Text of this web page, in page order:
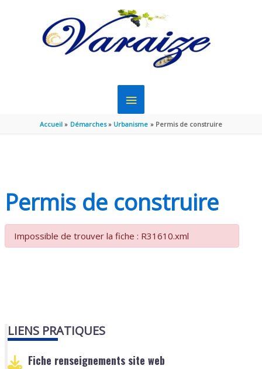
MENU
PRINCIPAL
Accueil Démarches Urbanisme Permis de construire
Permis de construire
Impossible de trouver la fiche : R31610.xml
LIENS PRATIQUES
Fiche renseignements site web